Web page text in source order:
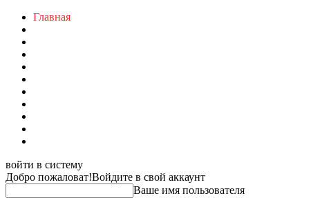
Главная
войти в систему
Добро пожаловат!Войдите в свой аккаунт
Ваше имя пользователя